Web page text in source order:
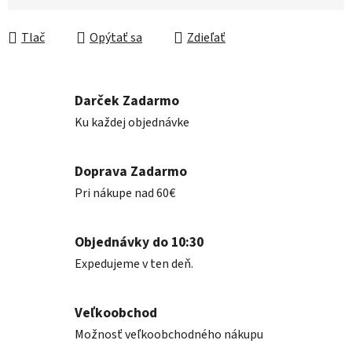
Tlač Opýtať sa Zdieľať
Darček Zadarmo
Ku každej objednávke
Doprava Zadarmo
Pri nákupe nad 60€
Objednávky do 10:30
Expedujeme v ten deň.
Veľkoobchod
Možnosť veľkoobchodného nákupu